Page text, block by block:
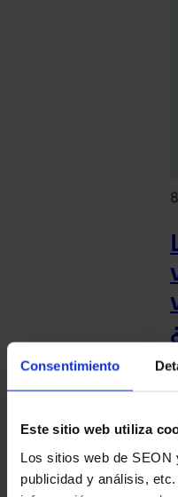
Consentimiento
Este sitio web utiliza
Los sitios web de SEON
publicidad y análisis,